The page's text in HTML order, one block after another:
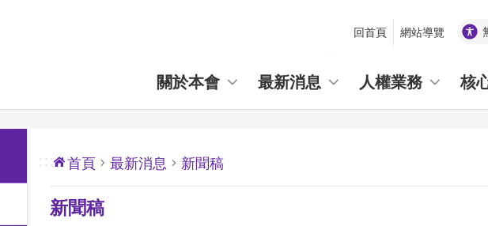
回首頁 網站導覽
關於本會 最新消息 人權業務 核
::: 首頁 最新消息 新聞稿
新聞稿